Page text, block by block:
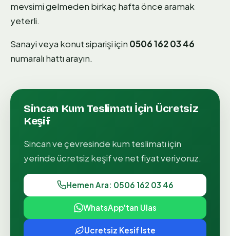
mevsimi gelmeden birkaç hafta önce aramak
yeterli.
Sanayi veya konut siparişi için 0506 162 03 46
numaralı hattı arayın.
Sincan Kum Teslimatı İçin Ücretsiz
Keşif
Sincanve çevresinde kum teslimatıiçin
yerinde ücretsiz keşif ve net fiyat veriyoruz.
Hemen Ara: 0506 162 03 46
WhatsApp'tan Ulas
Ucretsiz Kesif Iste